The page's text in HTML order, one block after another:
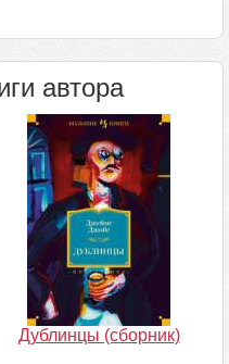
автора
Дублинцы (сборник)